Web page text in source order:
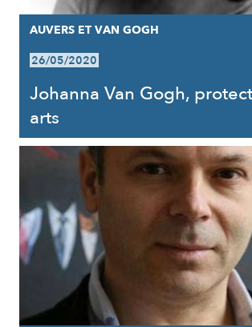
AUVERS ET VAN GOGH
26/05/2020
Johanna Van Gogh,
arts